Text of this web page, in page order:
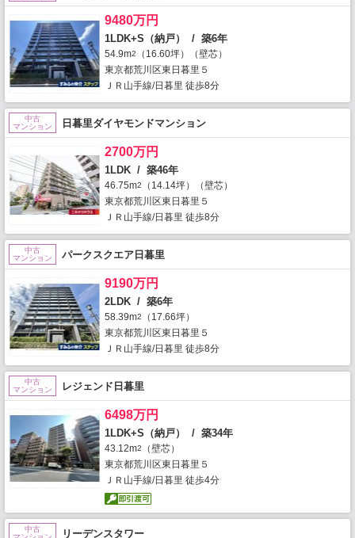
9480万円
1LDK+S（納戸） / 築6年
54.9m2
（16.60坪）（壁芯）
東京都荒川区東日暮里５
ＪＲ山手線/日暮里 徒歩8分
中古
マンション
日暮里ダイヤモンドマンション
2700万円
1LDK / 築46年
46.75m2
（14.14坪）（壁芯）
東京都荒川区東日暮里５
ＪＲ山手線/日暮里 徒歩8分
中古
マンション
パークスクエア日暮里
9190万円
2LDK / 築6年
58.39m2
（17.66坪）
東京都荒川区東日暮里５
ＪＲ山手線/日暮里 徒歩8分
中古
マンション
レジェンド日暮里
6498万円
1LDK+S（納戸） / 築34年
43.12m2
（壁芯）
東京都荒川区東日暮里５
ＪＲ山手線/日暮里 徒歩4分
中古
リーデンスタワー